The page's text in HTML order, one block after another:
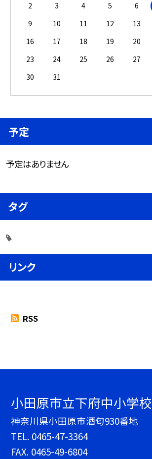
2
3 4 5 6
9
10 11 12 13
16
17 18 19 20
23
24 25 26 27
30
31
予定
予定はありません
タグ
リンク
RSS
小田原市立下府中小学校
神奈川県小田原市酒匂930番地
TEL. 0465-47-3364
FAX. 0465-49-6804